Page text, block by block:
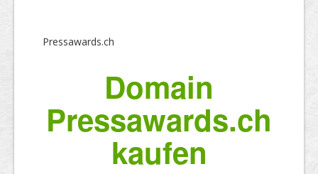
Pressawards.ch
Domain
Pressawards.ch
kaufen